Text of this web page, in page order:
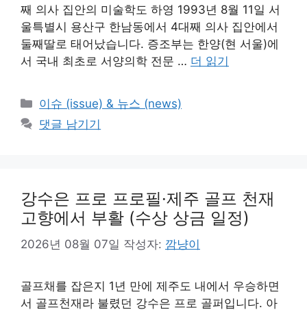
째 의사 집안의 미술학도 하영 1993년 8월 11일 서
울특별시 용산구 한남동에서 4대째 의사 집안에서
둘째딸로 태어났습니다. 증조부는 한양(현 서울)에
서 국내 최초로 서양의학 전문 … 더 읽기
카
테
이슈 (issue) & 뉴스 (news)
댓글 남기기
강수은 프로 프로필·제주 골프 천재
고향에서 부활 (수상 상금 일정)
2026년 08월 07일 작성자: 깜냥이
골프채를 잡은지 1년 만에 제주도 내에서 우승하면
서 골프천재라 불렸던 강수은 프로 골퍼입니다. 아